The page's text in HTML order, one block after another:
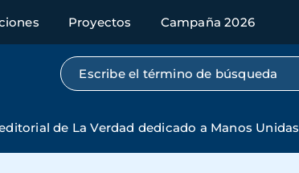
Proyectos Campaña 2026
Búsqueda por texto completo
de La Verdad dedicado a Manos Unidas